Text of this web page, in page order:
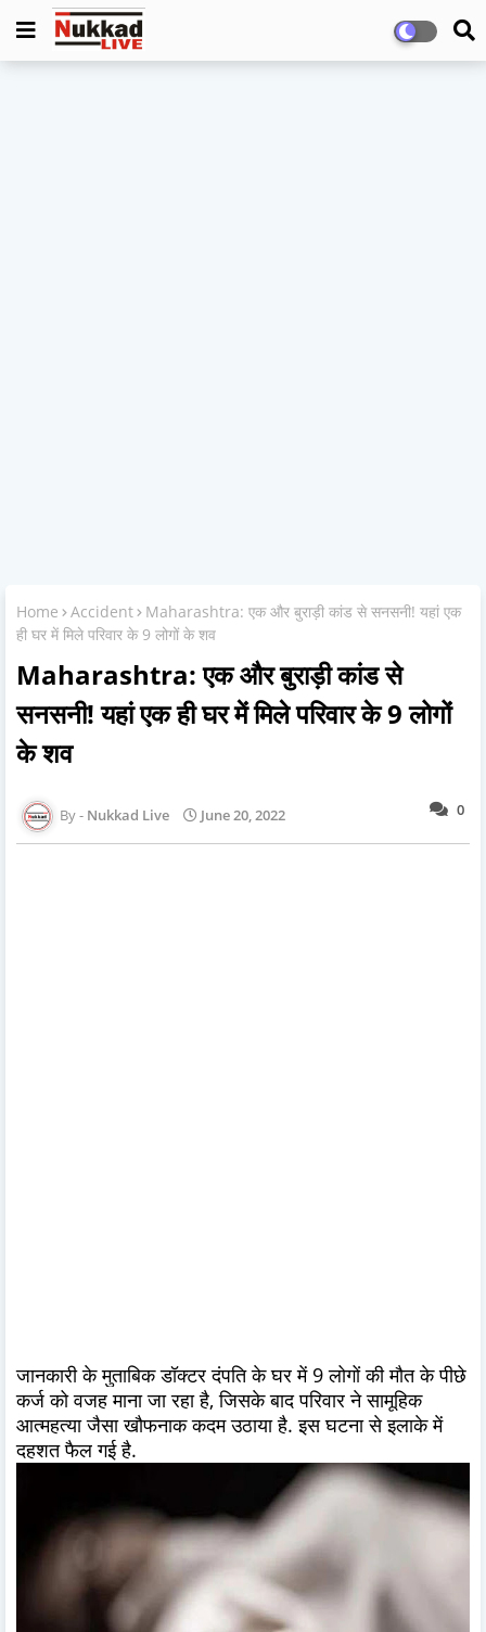
Home Accident
Maharashtra: एक और बुराड़ी कांड से सनसनी! यहां एक
ही घर में मिले परिवार के 9 लोगों के शव
Maharashtra: एक और बुराड़ी कांड से
सनसनी! यहां एक ही घर में मिले परिवार के 9 लोगों
के शव
0
Nukkad Live June 20, 2022
जानकारी के मुताबिक डॉक्टर दंपति के घर में 9 लोगों की मौत के पीछे
कर्ज को वजह माना जा रहा है, जिसके बाद परिवार ने सामूहिक
आत्महत्या जैसा खौफनाक कदम उठाया है. इस घटना से इलाके में
दहशत फैल गई है.